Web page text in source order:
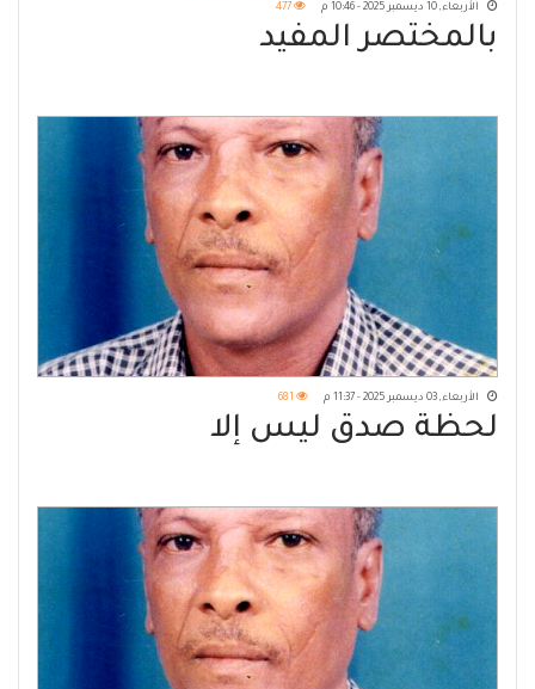
الأربعاء, 10 ديسمبر 2025 - 10:46 م 477
بالمختصر المفيد
الأربعاء, 03 ديسمبر 2025 - 11:37 م 681
لحظة صدق ليس إلا